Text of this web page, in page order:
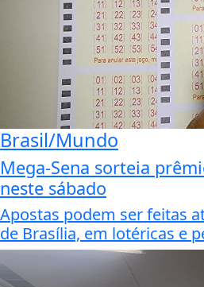
Brasil/Mundo
Mega-Sena sorteia
neste sábado
Apostas podem ser feitas
de Brasília, em lotéricas e